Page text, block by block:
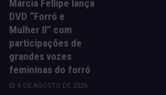
Márcia Fellipe lança
DVD “Forró e
Mulher II” com
participações de
grandes vozes
femininas do forró
6 DE AGOSTO DE 2026